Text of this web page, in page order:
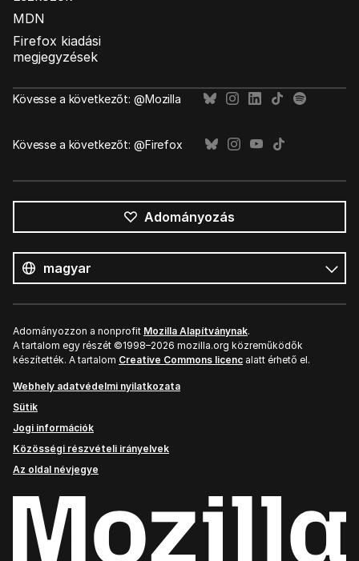
MDN
Firefox kiadási
megjegyzések
Kövesse a következőt: @Mozilla
Kövesse a következőt: @Firefox
Adományozás
nyelv
Nyelv
Adományozzon a nonprofit Mozilla Alapítványnak.
A tartalom egy részét ©1998–2026 mozilla.org közreműködők
készítették. A tartalom Creative Commons licenc alatt érhető el.
Webhely adatvédelmi nyilatkozata
Sütik
Jogi információk
Közösségi részvételi irányelvek
Az oldal névjegye